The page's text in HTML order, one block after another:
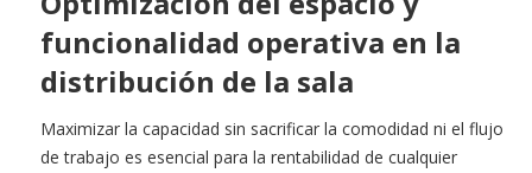
funcionalidad operativa en la
distribución de la sala
Maximizar la capacidad sin sacrificar la comodidad ni el flujo
de trabajo es esencial para la rentabilidad de cualquier